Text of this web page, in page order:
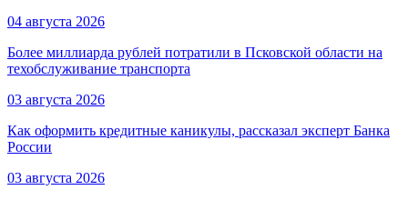
04 августа 2026
Более миллиарда рублей потратили в Псковской области на
техобслуживание транспорта
03 августа 2026
Как оформить кредитные каникулы, рассказал эксперт Банка
России
03 августа 2026